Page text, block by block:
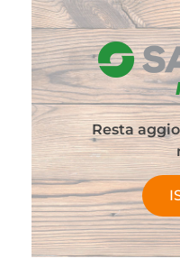
Resta